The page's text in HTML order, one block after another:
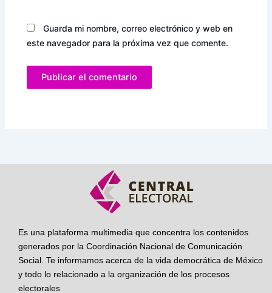
Guarda mi nombre, correo electrónico y web en
este navegador para la próxima vez que comente.
Es una plataforma multimedia que concentra los contenidos
generados por la Coordinación Nacional de Comunicación
Social. Te informamos acerca de la vida democrática de México
y todo lo relacionado a la organización de los procesos
electorales